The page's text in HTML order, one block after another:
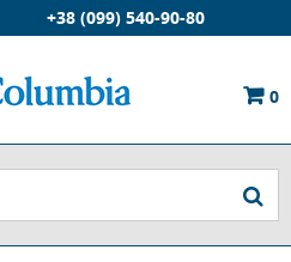
+38 (099) 540-90-80
0